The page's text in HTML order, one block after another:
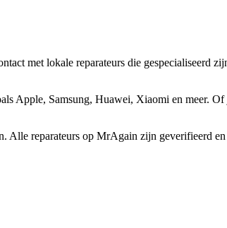
met lokale reparateurs die gespecialiseerd
Apple, Samsung, Huawei, Xiaomi en meer.
Alle reparateurs op MrAgain zijn geverifieerd